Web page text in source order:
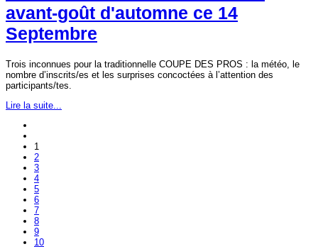
avant-goût d'automne ce 14
Septembre
Trois inconnues pour la traditionnelle COUPE DES PROS : la météo, le
nombre d’inscrits/es et les surprises concoctées à l’attention des
participants/tes.
Lire la suite...
1
2
3
4
5
6
7
8
9
10